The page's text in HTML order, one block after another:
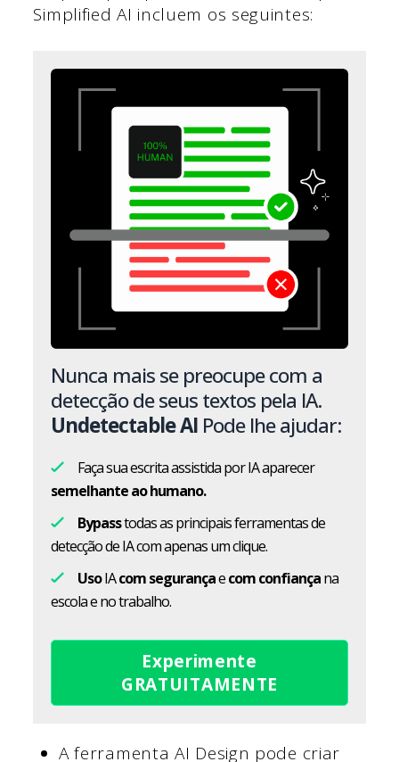
Simplified AI incluem os seguintes:
Nunca mais se preocupe com a
detecção de seus textos pela IA.
Undetectable AI Pode lhe ajudar:
Faça sua escrita assistida por IA aparecer
semelhante ao humano.
Bypasstodas as principais ferramentas de
detecção de IA com apenas um clique.
UsoIAcom segurançaecom confiançana
escola e no trabalho.
Experimente
GRATUITAMENTE
A ferramenta AI Design pode criar